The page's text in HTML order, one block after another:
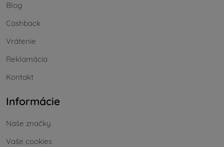
Blog
Cashback
Vrátenie
Reklamácia
Kontakt
Informácie
Naše značky
Vaše cookies